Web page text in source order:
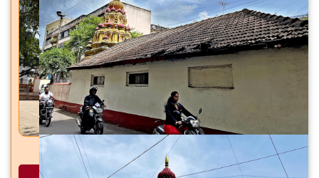
धारेश्वर महादेव मंदिर धायरी, सिंहगड रस्ता, पुणे
अधिक माहिती